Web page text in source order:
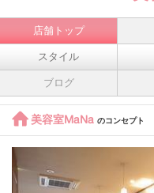
店舗トップ
スタイル
ブログ
美容室MaNa のコンセプト